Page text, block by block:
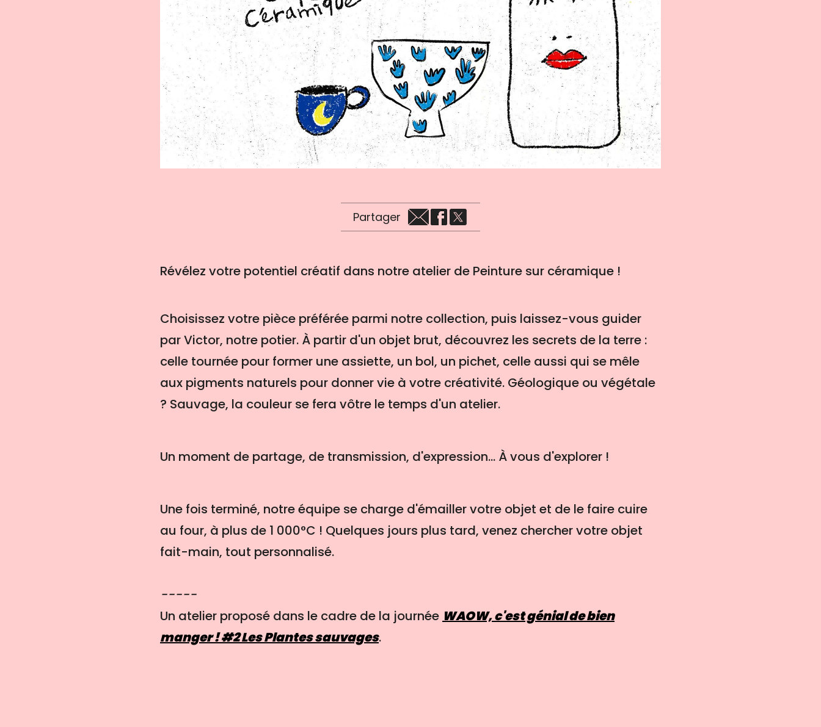
Partager
Révélez votre potentiel créatif dans notre atelier de Peinture sur céramique !
Choisissez votre pièce préférée parmi notre collection, puis laissez-vous guider
par Victor, notre potier. À partir d'un objet brut, découvrez les secrets de la terre :
celle tournée pour former une assiette, un bol, un pichet, celle aussi qui se mêle
aux pigments naturels pour donner vie à votre créativité. Géologique ou végétale
? Sauvage, la couleur se fera vôtre le temps d'un atelier.
Un moment de partage, de transmission, d'expression... À vous d'explorer !
Une fois terminé, notre équipe se charge d'émailler votre objet et de le faire cuire
au four, à plus de 1 000°C ! Quelques jours plus tard, venez chercher votre objet
fait-main, tout personnalisé.
-----
Un atelier proposé dans le cadre de la journée WAOW, c'est génial de bien
manger ! #2 Les Plantes sauvages.